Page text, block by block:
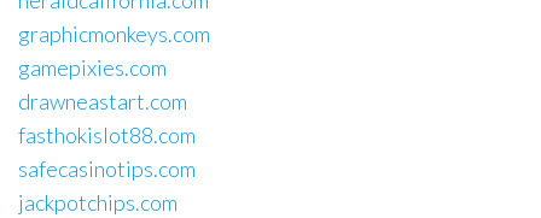
graphicmonkeys.com
gamepixies.com
drawneastart.com
fasthokislot88.com
safecasinotips.com
jackpotchips.com